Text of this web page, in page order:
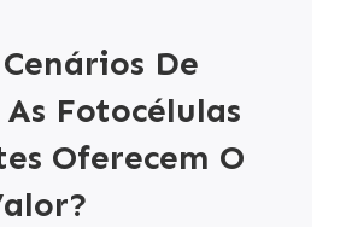
De
Fotocélulas
Oferecem O